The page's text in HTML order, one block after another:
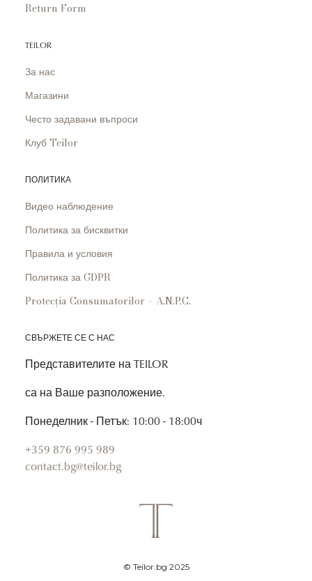
Return Form
TEILOR
За нас
Магазини
Често задавани въпроси
Клуб Teilor
ПОЛИТИКА
Видео наблюдение
Политика за бисквитки
Правила и условия
Политика за GDPR
Protecția Consumatorilor – A.N.P.C.
СВЪРЖЕТЕ СЕ С НАС
Представителите на TEILOR
са на Ваше разположение.
Понеделник - Петък: 10:00 - 18:00ч
+359 876 995 989
contact.bg@teilor.bg
© Teilor.bg 2025